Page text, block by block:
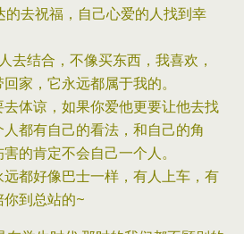
的去祝福，自己心爱的人找到幸
去结合，不像买东西，我喜欢，
家，它永远都属于我的。
体谅，如果你爱他更要让他去找
都有自己的看法，和自己的角
的肯定不会自己一个人。
都好像巴士一样，有人上车，有
到总站的~